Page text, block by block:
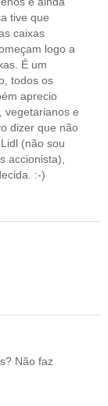
tive que
caixas
logo a
É um
todos os
aprecio
vegetarianos e
dizer que não
(não sou
accionista),
:-)
Não faz